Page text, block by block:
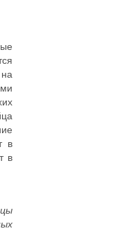
в
в